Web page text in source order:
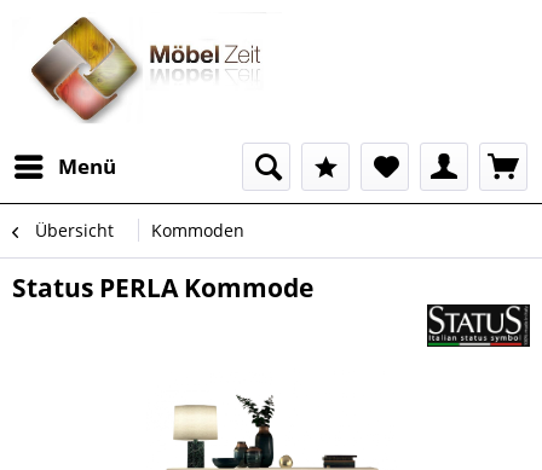
Menü
Übersicht Kommoden
Status PERLA Kommode